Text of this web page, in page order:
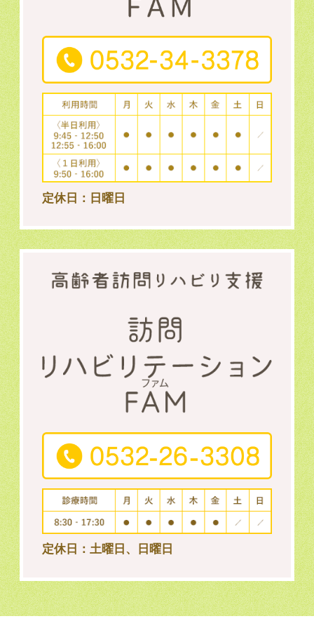
定休日：日曜日
定休日：土曜日、日曜日